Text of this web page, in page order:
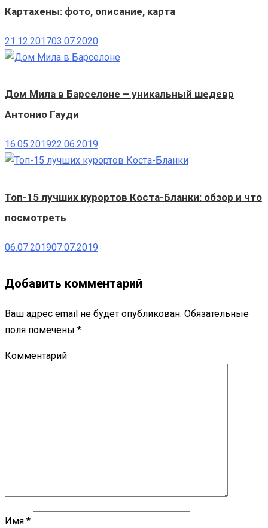
Картахены: фото, описание, карта
21.12.201703.07.2020
Дом Мила в Барселоне – уникальный шедевр
Антонио Гауди
16.05.201922.06.2019
Топ-15 лучших курортов Коста-Бланки: обзор и что
посмотреть
06.07.201907.07.2019
Добавить комментарий
Ваш адрес email не будет опубликован. Обязательные
поля помечены *
Комментарий
Имя *